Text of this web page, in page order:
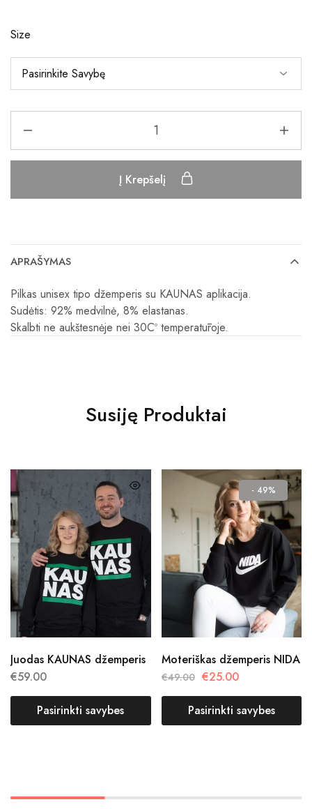
Size
Į Krepšelį
APRAŠYMAS
Pilkas unisex tipo džemperis su KAUNAS aplikacija.
Sudėtis: 92% medvilnė, 8% elastanas.
Skalbti ne aukštesnėje nei 30Cº temperatūroje.
Susiję Produktai
Juodas KAUNAS džemperis
€59.00
Pasirinkti savybes
- 49%
Moteriškas džemperis NIDA
€49.00 €25.00
Pasirinkti savybes